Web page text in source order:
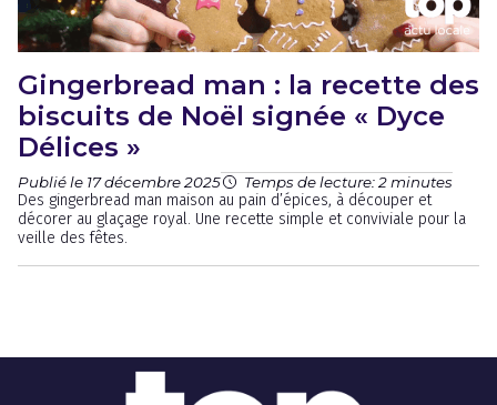
Gingerbread man : la recette des
biscuits de Noël signée « Dyce
Délices »
Publié le 17 décembre 2025 Temps de lecture: 2 minutes
Des gingerbread man maison au pain d’épices, à découper et
décorer au glaçage royal. Une recette simple et conviviale pour la
veille des fêtes.